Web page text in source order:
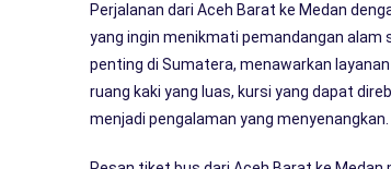
Perjalanan dari Aceh Barat ke Medan
yang ingin menikmati pemandangan alam
penting di Sumatera, menawarkan
ruang kaki yang luas, kursi yang dapat
menjadi pengalaman yang menyenangkan.